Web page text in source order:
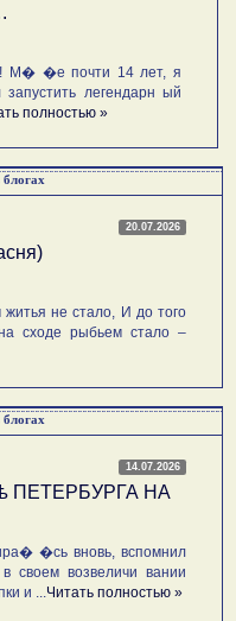
М� �е почти 14 лет, я
легендарн ый
полностью »
20.07.2026
не стало, И до того
сходе рыбьем стало –
14.07.2026
ПЕТЕРБУРГА НА
�сь вновь, вспомнил
своем возвеличи вании
и ... Читать полностью »